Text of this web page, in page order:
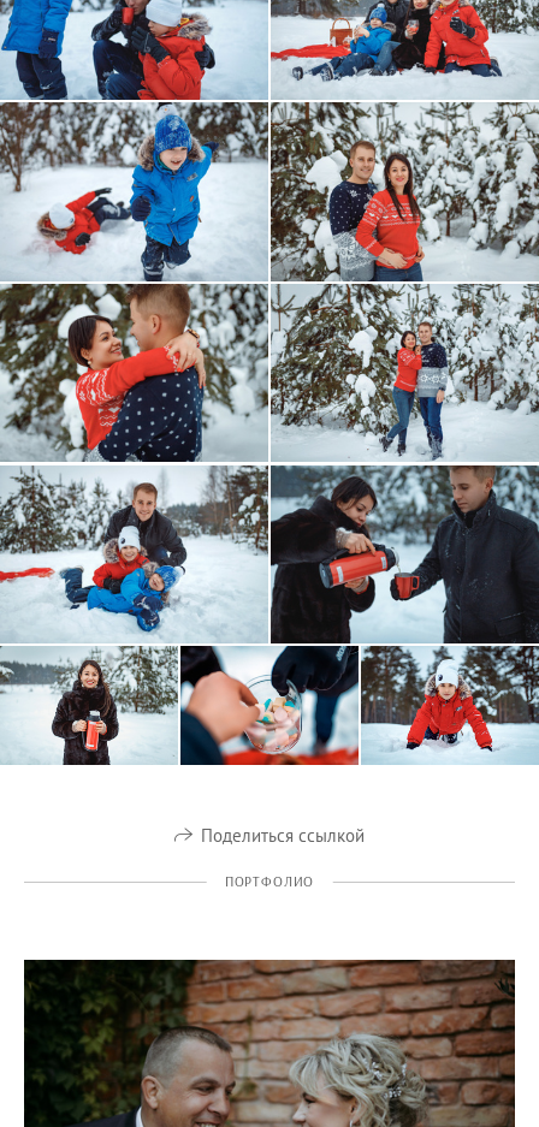
Поделиться ссылкой
ПОРТФОЛИО